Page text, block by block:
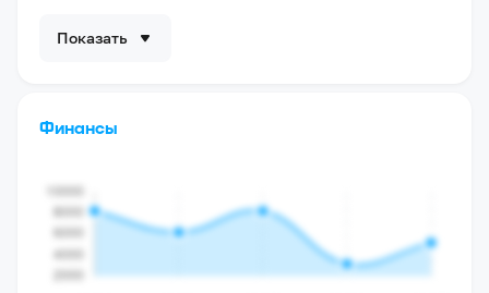
Показать
Финансы